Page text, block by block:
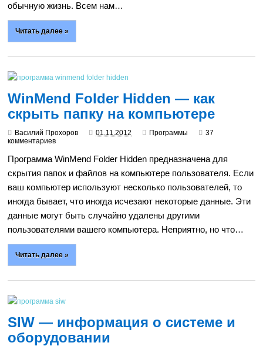
обычную жизнь. Всем нам…
Читать далее »
WinMend Folder Hidden — как
скрыть папку на компьютере
Василий Прохоров 01.11.2012 Программы
37
комментариев
Программа WinMend Folder Hidden предназначена для
скрытия папок и файлов на компьютере пользователя. Если
ваш компьютер используют несколько пользователей, то
иногда бывает, что иногда исчезают некоторые данные. Эти
данные могут быть случайно удалены другими
пользователями вашего компьютера. Неприятно, но что…
Читать далее »
SIW — информация о системе и
оборудовании